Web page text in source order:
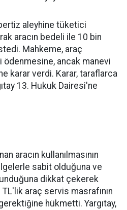
aleyhine tüketici
aracın bedeli ile 10 bin
Mahkeme, araç
ödenmesine, ancak manevi
karar verdi. Karar, taraflarca
13. Hukuk Dairesi'ne
aracın kullanılmasının
sabit olduğuna ve
dikkat çekerek
araç servis masrafının
hükmetti. Yargıtay,